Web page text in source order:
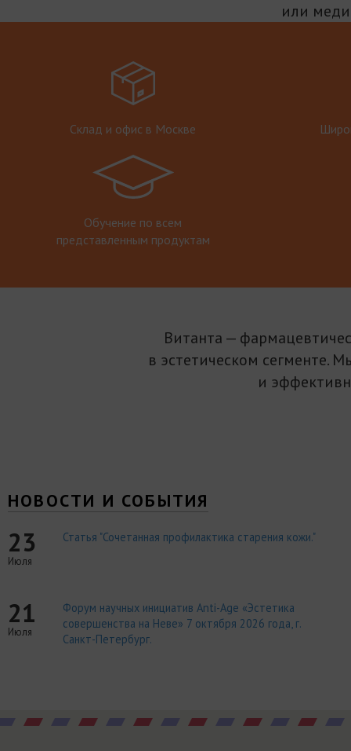
или
Склад и офис в Москве
Обучение по всем
представленным продуктам
Витанта —
в эстетическом сегменте.
и
НОВОСТИ И СОБЫТИЯ
23
Июля
Статья "Сочетанная профилактика старения кожи."
21
Июля
Форум научных инициатив Anti-Age «Эстетика
совершенства на Неве» 7 октября 2026 года, г.
Санкт-Петербург.